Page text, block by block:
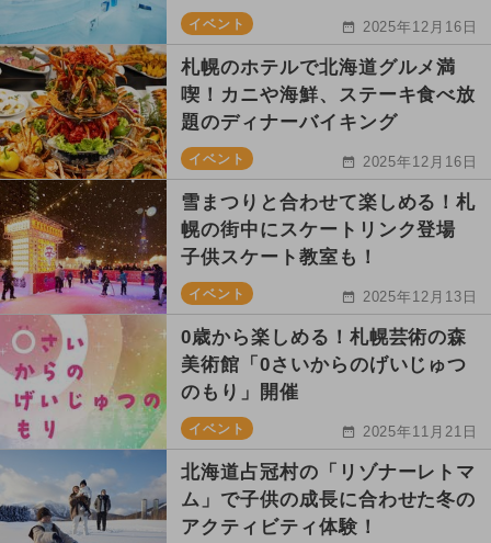
イベント 2025年12月16日
札幌のホテルで北海道グルメ満
喫！カニや海鮮、ステーキ食べ放
題のディナーバイキング
イベント 2025年12月16日
雪まつりと合わせて楽しめる！札
幌の街中にスケートリンク登場
子供スケート教室も！
イベント 2025年12月13日
0歳から楽しめる！札幌芸術の森
美術館「0さいからのげいじゅつ
のもり」開催
イベント 2025年11月21日
北海道占冠村の「リゾナーレトマ
ム」で子供の成長に合わせた冬の
アクティビティ体験！